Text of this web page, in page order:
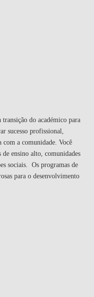
do académico para
sucesso profissional,
com a comunidade. Você
ensino alto, comunidades
sociais. Os programas de
para o desenvolvimento